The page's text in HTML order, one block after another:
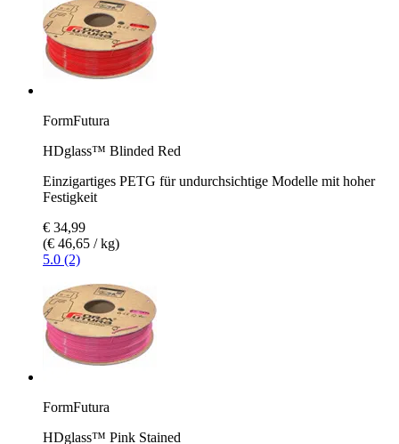
FormFutura
HDglass™ Blinded Red
Einzigartiges PETG für undurchsichtige Modelle mit hoher
Festigkeit
€ 34,99
(€ 46,65 / kg)
5.0 (2)
FormFutura
HDglass™ Pink Stained